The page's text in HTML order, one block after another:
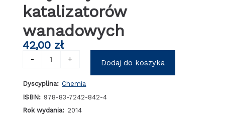
katalizatorów
wanadowych
42,00 zł
-
Mechanochemiczna
katalizatorów
wanadowych
+ Dodaj do koszyka
Dyscyplina: Chemia
ISBN: 978-83-7242-842-4
Rok wydania: 2014